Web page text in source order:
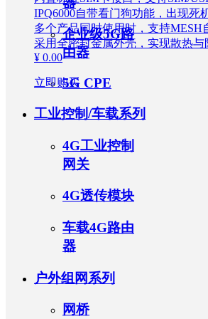
（AC）
无线接入点
（AP）
企业无线/网络安全
Wi-Fi 6
AX3000
卡
4G三模三
卡
无线网卡
ODU
5G CPE
Wi-
Fi 7 BE7200
企业级5G路
由器
5G CPE
工业控制/车载系列
4G工业控制
网关
4G透传模块
车载4G路由
器
户外组网系列
网桥
IPQ6000自带看门狗功能，出现死
多个产品同时使用时，支持MESH
采用全密封金属外壳，实现散热
¥ 0.00
立即购买